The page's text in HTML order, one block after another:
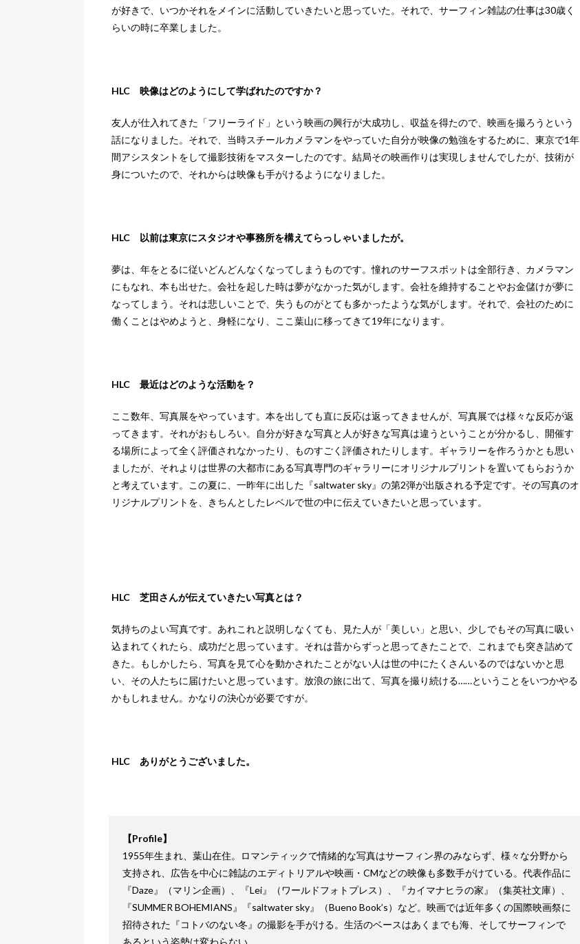
が好きで、いつかそれをメインに活動していきたいと思っていた。それで、サーフィン雑誌の仕事は30歳く
らいの時に卒業しました。
HLC 映像はどのようにして学ばれたのですか？
友人が仕入れてきた「フリーライド」という映画の興行が大成功し、収益を得たので、映画を撮ろうという
話になりました。それで、当時スチールカメラマンをやっていた自分が映像の勉強をするために、東京で1年
間アシスタントをして撮影技術をマスターしたのです。結局その映画作りは実現しませんでしたが、技術が
身についたので、それからは映像も手がけるようになりました。
HLC 以前は東京にスタジオや事務所を構えてらっしゃいましたが。
夢は、年をとるに従いどんどんなくなってしまうものです。憧れのサーフスポットは全部行き、カメラマン
にもなれ、本も出せた。会社を起した時は夢がなかった気がします。会社を維持することやお金儲けが夢に
なってしまう。それは悲しいことで、失うものがとても多かったような気がします。それで、会社のために
働くことはやめようと、身軽になり、ここ葉山に移ってきて19年になります。
HLC 最近はどのような活動を？
ここ数年、写真展をやっています。本を出しても直に反応は返ってきませんが、写真展では様々な反応が返
ってきます。それがおもしろい。自分が好きな写真と人が好きな写真は違うということが分かるし、開催す
る場所によって全く評価されなかったり、ものすごく評価されたりします。ギャラリーを作ろうかとも思い
ましたが、それよりは世界の大都市にある写真専門のギャラリーにオリジナルプリントを置いてもらおうか
と考えています。この夏に、一昨年に出した『saltwater sky』の第2弾が出版される予定です。その写真のオ
リジナルプリントを、きちんとしたレベルで世の中に伝えていきたいと思っています。
HLC 芝田さんが伝えていきたい写真とは？
気持ちのよい写真です。あれこれと説明しなくても、見た人が「美しい」と思い、少しでもその写真に吸い
込まれてくれたら、成功だと思っています。それは昔からずっと思ってきたことで、これまでも突き詰めて
きた。もしかしたら、写真を見て心を動かされたことがない人は世の中にたくさんいるのではないかと思
い、その人たちに届けたいと思っています。放浪の旅に出て、写真を撮り続ける……ということをいつかやる
かもしれません。かなりの決心が必要ですが。
HLC ありがとうございました。
【Profile】
1955年生まれ、葉山在住。ロマンティックで情緒的な写真はサーフィン界のみならず、様々な分野から
支持され、広告を中心に雑誌のエディトリアルや映画・CMなどの映像も多数手がけている。代表作品に
『Daze』（マリン企画）、『Lei』（ワールドフォトプレス）、『カイマナヒラの家』（集英社文庫）、
『SUMMER BOHEMIANS』『saltwater sky』（Bueno Book’s）など。映画では近年多くの国際映画祭に
招待された『コトバのない冬』の撮影を手がける。生活のベースはあくまでも海、そしてサーフィンで
あるという姿勢は変わらない。